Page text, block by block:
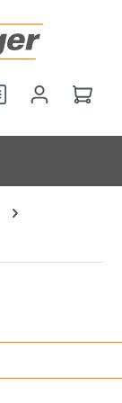
Hai 0 articoliIl